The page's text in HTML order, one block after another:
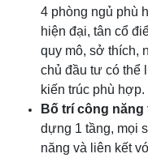
4 phòng ngủ phù
hiện đại, tân cổ
quy mô, sở thích,
chủ đầu tư có thể
kiến trúc phù hợp.
Bố trí công
dựng 1 tầng, mọi
năng và liên kết